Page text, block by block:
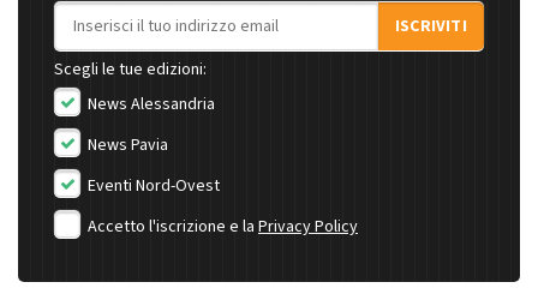
Indirizzo email
ISCRIVITI
Scegli le tue edizioni:
News Alessandria
News Pavia
Eventi Nord-Ovest
Accetto l'iscrizione e la Privacy Policy